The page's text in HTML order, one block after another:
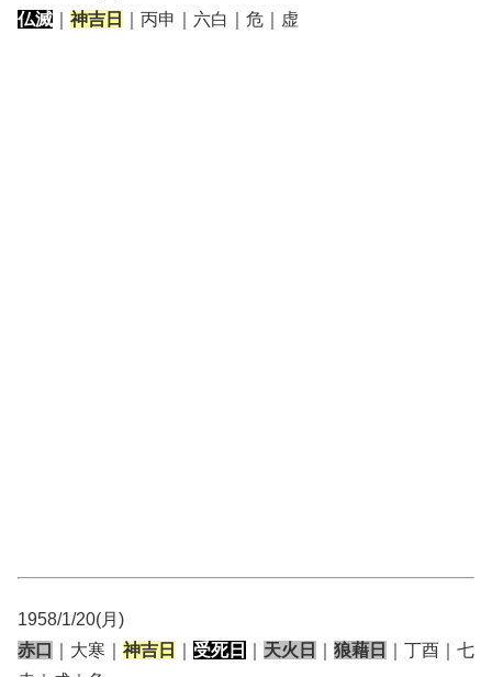
仏滅
神吉日 ｜丙申｜六白｜危｜虚
1958/1/20(月)
赤口
｜大寒｜ 神吉日 受死日 天火日 狼藉日
｜丁酉｜七